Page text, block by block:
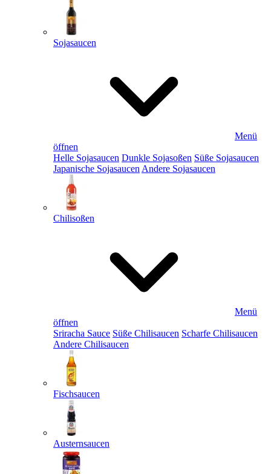
Sojasaucen
Menü
öffnen
Helle Sojasaucen Dunkle Sojasoßen Süße Sojasaucen
Japanische Sojasaucen Andere Sojasaucen
Chilisoßen
Menü
öffnen
Sriracha Sauce Süße Chilisaucen Scharfe Chilisaucen
Andere Chilisaucen
Fischsaucen
Austernsaucen